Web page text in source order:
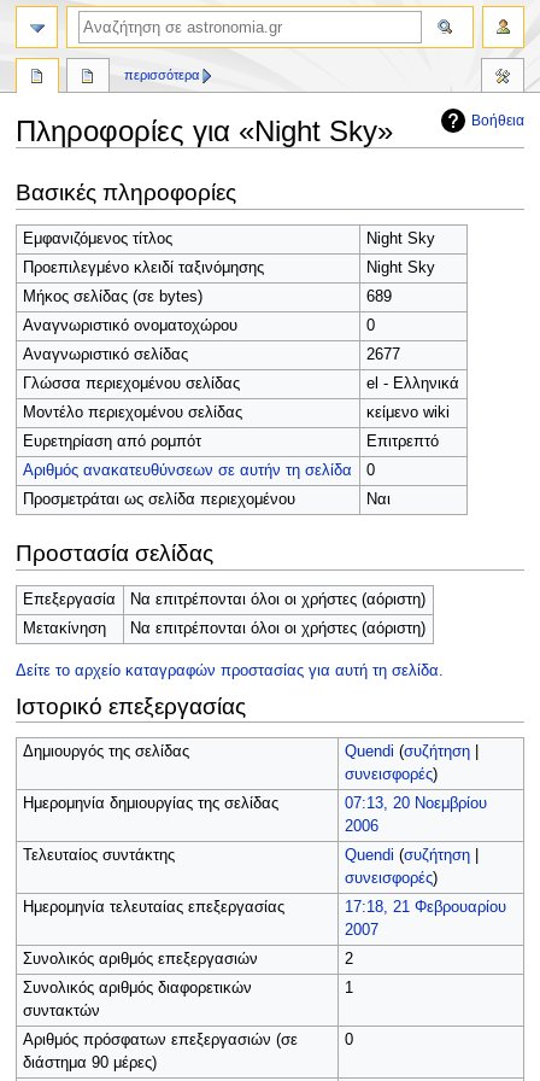
Βοήθεια
Πληροφορίες για «Night Sky»
στην
πλοήγηση
στην
αναζήτηση
Βασικές πληροφορίες
Εμφανιζόμενος τίτλος
Night Sky
Προεπιλεγμένο κλειδί ταξινόμησης
Night Sky
Μήκος σελίδας (σε bytes)
689
Αναγνωριστικό ονοματοχώρου
0
Αναγνωριστικό σελίδας
2677
Γλώσσα περιεχομένου σελίδας
el - Ελληνικά
Μοντέλο περιεχομένου σελίδας
κείμενο wiki
Ευρετηρίαση από ρομπότ
Επιτρεπτό
Αριθμός ανακατευθύνσεων σε αυτήν τη σελίδα
0
Προσμετράται ως σελίδα περιεχομένου
Ναι
Προστασία σελίδας
Επεξεργασία
Να επιτρέπονται όλοι οι χρήστες (αόριστη)
Μετακίνηση
Να επιτρέπονται όλοι οι χρήστες (αόριστη)
Δείτε το αρχείο καταγραφών προστασίας για αυτή τη σελίδα.
Ιστορικό επεξεργασίας
Δημιουργός της σελίδας Quendi (συζήτηση|
συνεισφορές)
Ημερομηνία δημιουργίας της σελίδας
07:13, 20 Νοεμβρίου
2006
Τελευταίος συντάκτης
Quendi (συζήτηση|
συνεισφορές)
Ημερομηνία τελευταίας επεξεργασίας
17:18, 21 Φεβρουαρίου
2007
Συνολικός αριθμός επεξεργασιών
2
Συνολικός αριθμός διαφορετικών
συντακτών
1
Αριθμός πρόσφατων επεξεργασιών (σε
διάστημα 90 μέρες)
0
περισσότερα
αναζήτηση